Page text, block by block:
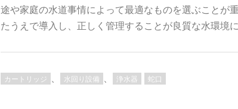
途や家庭の水道事情によって最適なものを選ぶことが
たうえで導入し、正しく管理することが良質な水環境に
カートリッジ 水回り設備 浄水器 蛇口